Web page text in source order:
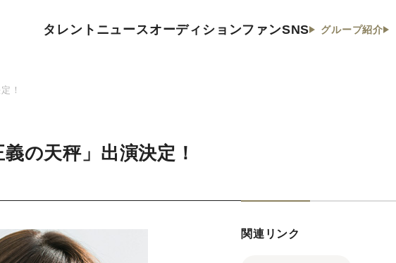
タレント ニュースオーディションファンSNS グループ紹介
！
の天秤」出演決定！
関連リンク